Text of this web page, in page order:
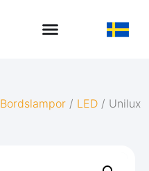
Bordslampor / LED / Unilux